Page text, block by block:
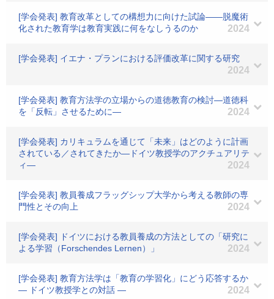
[学会発表] 教育改革としての構想力に向けた試論――脱魔術
化された教育学は教育実践に何をなしうるのか
2024
[学会発表] イエナ・プランにおける評価改革に関する研究
2024
[学会発表] 教育方法学の立場からの道徳教育の検討―道徳科
を「反転」させるために―
2024
[学会発表] カリキュラムを通じて「未来」はどのように計画
されている／されてきたか―ドイツ教授学のアクチュアリテ
ィ―
2024
[学会発表] 教員養成フラッグシップ大学から考える教師の専
門性とその向上
2024
[学会発表] ドイツにおける教員養成の方法としての「研究に
よる学習（Forschendes Lernen）」
2024
[学会発表] 教育方法学は「教育の学習化」にどう応答するか
― ドイツ教授学との対話 ―
2024